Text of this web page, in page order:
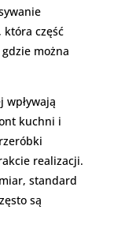
która część
można
kuchni i
realizacji.
standard
są